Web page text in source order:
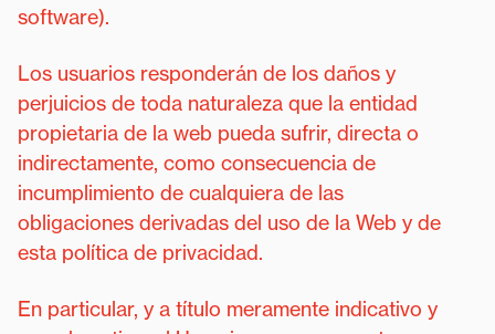
software).
Los usuarios responderán de los daños y
perjuicios de toda naturaleza que la entidad
propietaria de la web pueda sufrir, directa o
indirectamente, como consecuencia de
incumplimiento de cualquiera de las
obligaciones derivadas del uso de la Web y de
esta política de privacidad.
En particular, y a título meramente indicativo y